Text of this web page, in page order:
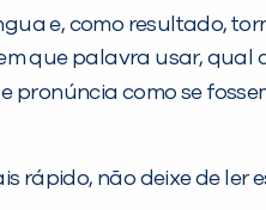
e, como resultado,
que palavra usar, qual
como se
rápido, não deixe de ler